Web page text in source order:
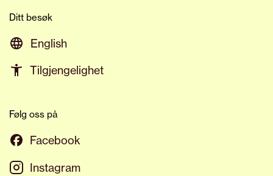
Ditt besøk
English
Tilgjengelighet
Følg oss på
Facebook
Instagram